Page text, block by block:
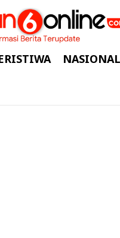
NASIONAL